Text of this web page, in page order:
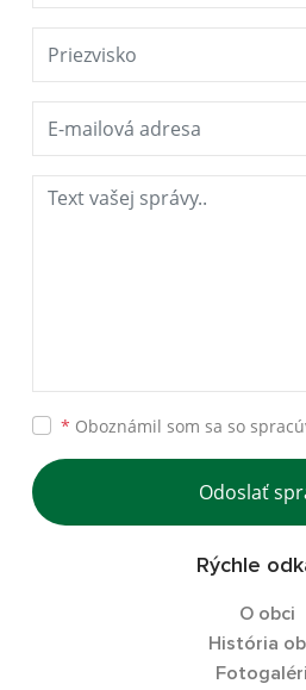
* Oboznámil som sa so
Odoslať
Rýchle
O obci
História